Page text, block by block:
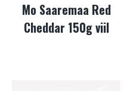
Mo Saaremaa Red
Cheddar 150g viil